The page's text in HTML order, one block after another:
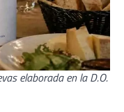
elaborada en la D.O.